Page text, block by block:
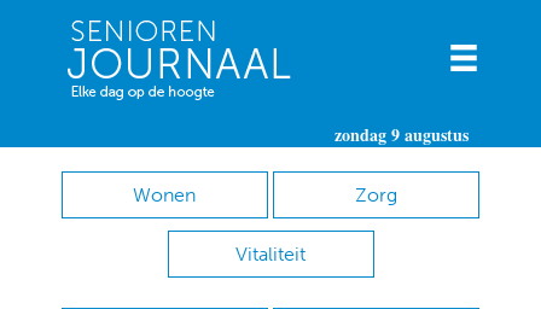
zondag 9 augustus
Wonen Zorg
Vitaliteit